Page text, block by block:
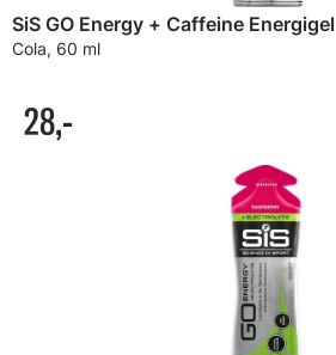
SiS GO Energy + Caffeine Energigel
Cola, 60 ml
28,-